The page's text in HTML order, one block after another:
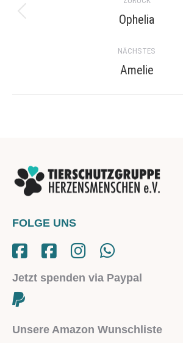
navigation
Previous
Ophelia
NÄCHSTES
Next
Amelie
FOLGE UNS
Jetzt spenden via Paypal
Unsere Amazon Wunschliste